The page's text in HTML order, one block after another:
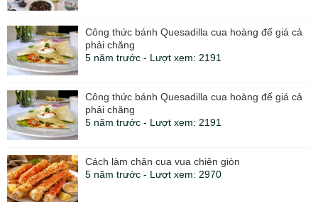
Công thức bánh Quesadilla cua hoàng đế giá cả
phải chăng
5 năm trước - Lượt xem: 2191
Công thức bánh Quesadilla cua hoàng đế giá cả
phải chăng
5 năm trước - Lượt xem: 2191
Cách làm chân cua vua chiên giòn
5 năm trước - Lượt xem: 2970